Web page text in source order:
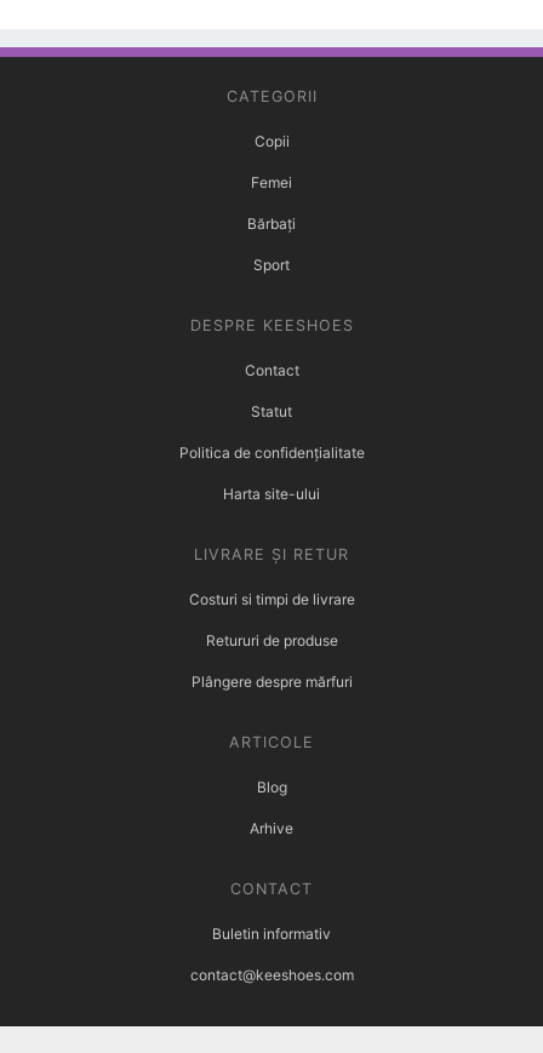
CATEGORII
Copii
Femei
Bărbați
Sport
DESPRE KEESHOES
Contact
Statut
Politica de confidențialitate
Harta site-ului
LIVRARE ȘI RETUR
Costuri si timpi de livrare
Retururi de produse
Plângere despre mărfuri
ARTICOLE
Blog
Arhive
CONTACT
Buletin informativ
contact@keeshoes.com